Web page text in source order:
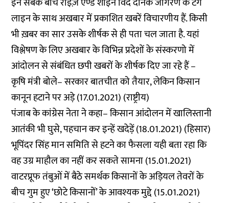
लाइन के साथ अखबार में प्रकाशित खबरें विचारणीय हैं. किसी
भी ख़बर का सार उसके शीर्षक से ही पता चल जाता है. यहां
विश्लेषण के लिए अखबार के विभिन्न प्रदेशों के संस्करणो में
आंदोलन से संबंधित छपी खबरों के शीर्षक दिए जा रहे हैं –
कृषि मंत्री बोले– सरकार बातचीत को तैयार, लेकिन किसान
कानून हटाने पर अड़े(17.01.2021) (राष्ट्रीय)
पंजाब के कांग्रेस नेता ने कहा– किसान आंदोलन में खालिस्तानी
आतंकी भी घुसे, पहचान कर इन्हें खदेड़ें(18.01.2021) (हिसार)
भूपिंदर सिंह मान समिति से हटने का फैसला यही बता रहा कि
वह उग्र माहौल का नहीं कर सकते सामना(15.01.2021)
वाटरप्रूफ तंबुओं में बैठे समर्थक किसानों के अड़ियल तेवरों के
बीच गुम हुए ‘छोटे किसानों’ के आवश्यक मुद्दे (15.01.2021)